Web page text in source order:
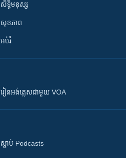
សិទ្ធិមនុស្ស
សុខភាព
អប់រំ
រៀន​​​​​​អង់គ្លេស​​ជាមួយ VOA
ស្តាប់ Podcasts